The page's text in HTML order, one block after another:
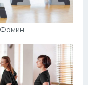
Фомин